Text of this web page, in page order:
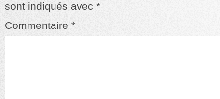
sont indiqués avec *
Commentaire *